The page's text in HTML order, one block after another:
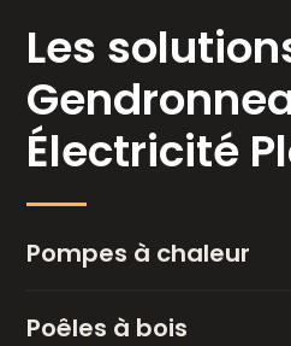
Les
Électricité
Pompes à chaleur
Poêles à bois